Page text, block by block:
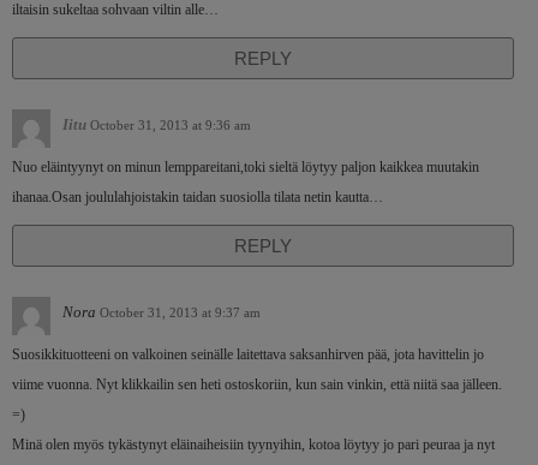
iltaisin sukeltaa sohvaan viltin alle…
REPLY
Iitu October 31, 2013 at 9:36 am
Nuo eläintyynyt on minun lemppareitani,toki sieltä löytyy paljon kaikkea muutakin
ihanaa.Osan joululahjoistakin taidan suosiolla tilata netin kautta…
REPLY
Nora October 31, 2013 at 9:37 am
Suosikkituotteeni on valkoinen seinälle laitettava saksanhirven pää, jota havittelin jo
viime vuonna. Nyt klikkailin sen heti ostoskoriin, kun sain vinkin, että niitä saa jälleen.
=)
Minä olen myös tykästynyt eläinaiheisiin tyynyihin, kotoa löytyy jo pari peuraa ja nyt